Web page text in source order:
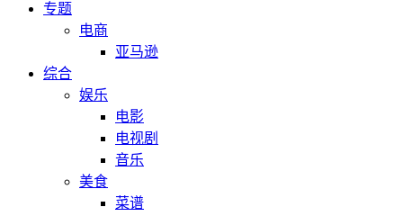
专题
电商
亚马逊
综合
娱乐
电影
电视剧
音乐
美食
菜谱